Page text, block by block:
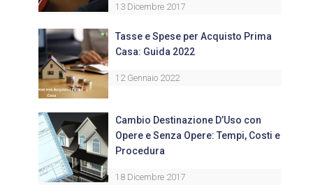
13 Dicembre 2017
Tasse e Spese per Acquisto Prima
Casa: Guida 2022
12 Gennaio 2022
Cambio Destinazione D’Uso con
Opere e Senza Opere: Tempi, Costi e
Procedura
18 Dicembre 2017